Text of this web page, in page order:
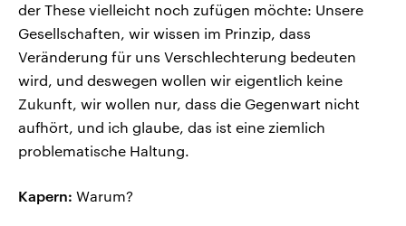
der These vielleicht noch zufügen möchte: Unsere
Gesellschaften, wir wissen im Prinzip, dass
Veränderung für uns Verschlechterung bedeuten
wird, und deswegen wollen wir eigentlich keine
Zukunft, wir wollen nur, dass die Gegenwart nicht
aufhört, und ich glaube, das ist eine ziemlich
problematische Haltung.
Kapern: Warum?